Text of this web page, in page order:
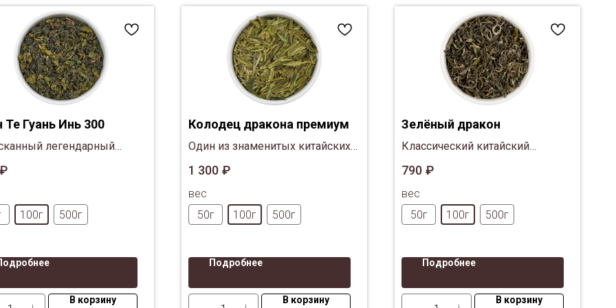
Те Гуань Инь 300
легендарный
улун с юго-востока
₽
100г 500г
В корзину
Колодец дракона премиум
Один из знаменитых китайских
зеленых чаев с плантации,
холмах озера Си Ху провинции
Чжэцзян.
1 300 ₽
вес
50г
100г 500г
Подробнее
В корзину
Зелёный дракон
Классический китайский
зеленый из провинции Фуцзянь.
790 ₽
вес
50г
100г 500г
Подробнее
В корзину